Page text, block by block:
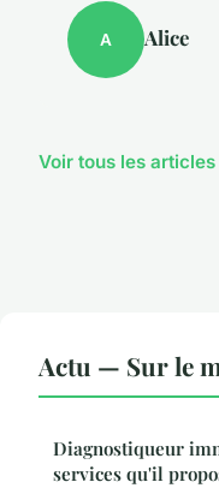
A Alice
Voir tous les
Actu — Sur le
Diagnostiqueur
services qu'il